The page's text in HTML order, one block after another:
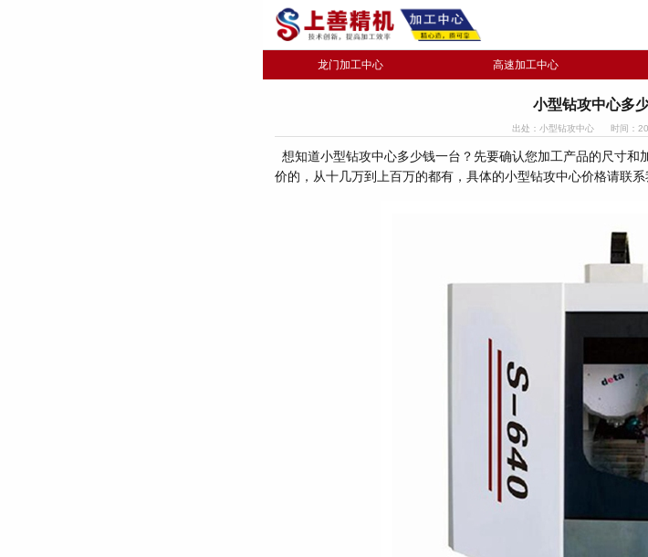
龙门加工中心 高速加工中心
小型钻攻中心多
出处：小型钻攻中心 时间：
想知道小型钻攻中心多少钱一台？先要确认您加工产品的尺寸
价的，从十几万到上百万的都有，具体的小型钻攻中心价格请联系